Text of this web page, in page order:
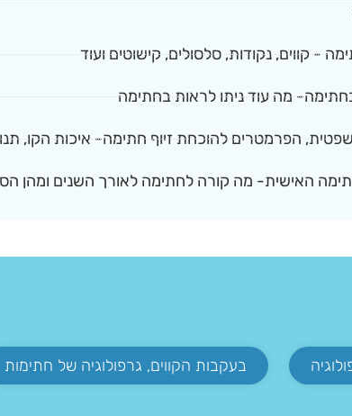
- קווים, נקודות, סלסולים, קישוטים ועוד
מה עוד ניתו לראות בחתימה
הפרמטרים להוכחת זיוף חתימה- איכות הקו,
האישית- מה קורה לחתימה לאורך השנים ומהן
בעקבות הקווים, גרפולוגיה של חתימות